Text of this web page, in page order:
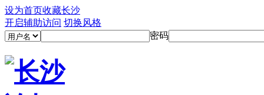
设为首页收藏长沙
开启辅助访问 切换风格
密码